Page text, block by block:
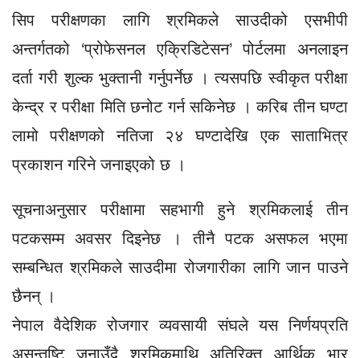
सिप परीक्षणका लागि श्रमिकले साउदीको एसभीपी
अन्तर्गतको ‘प्रोफेसनल एक्रिडिटेसन’ पोर्टलमा अनलाइन
दर्ता गरी शुल्क भुक्तानी गर्नुपर्नेछ । त्यसपछि स्वीकृत परीक्षा
केन्द्र र परीक्षा मिति छनोट गर्न सकिनेछ । करिब तीन घण्टा
लामो परीक्षणको नतिजा २४ घण्टादेखि एक साताभित्र
प्रकाशन गरिने जनाइएको छ ।
सूचनाअनुसार परीक्षामा सहभागी हुने श्रमिकलाई तीन
पटकसम्म अवसर दिइनेछ । तीनै पटक असफल भएमा
सम्बन्धित श्रमिकले साउदीमा रोजगारीका लागि जान पाउने
छैनन् ।
नेपाल वैदेशिक रोजगार व्यवसायी संघले यस निर्णयप्रति
असन्तुष्टि जनाउँदै श्रमिकमाथि अतिरिक्त आर्थिक भार